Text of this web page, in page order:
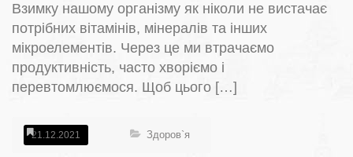
Взимку нашому організму як ніколи не вистачає
потрібних вітамінів, мінералів та інших
мікроелементів. Через це ми втрачаємо
продуктивність, часто хворіємо і
перевтомлюємося. Щоб цього […]
21.12.2021 Здоров`я